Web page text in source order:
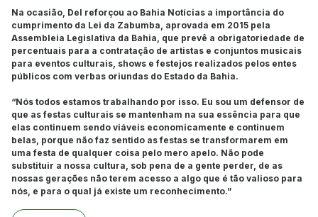
Na ocasião, Del reforçou ao Bahia Notícias a importância do
cumprimento da Lei da Zabumba, aprovada em 2015 pela
Assembleia Legislativa da Bahia, que prevê a obrigatoriedade de
percentuais para a contratação de artistas e conjuntos musicais
para eventos culturais, shows e festejos realizados pelos entes
públicos com verbas oriundas do Estado da Bahia.
“Nós todos estamos trabalhando por isso. Eu sou um defensor de
que as festas culturais se mantenham na sua essência para que
elas continuem sendo viáveis economicamente e continuem
belas, porque não faz sentido as festas se transformarem em
uma festa de qualquer coisa pelo mero apelo. Não pode
substituir a nossa cultura, sob pena de a gente perder, de as
nossas gerações não terem acesso a algo que é tão valioso para
nós, e para o qual já existe um reconhecimento.”